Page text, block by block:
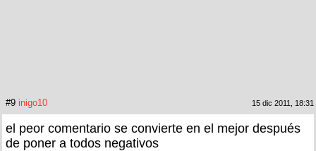
#9 inigo10 15 dic 2011, 18:31
el peor comentario se convierte en el mejor después
de poner a todos negativos